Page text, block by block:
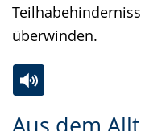
überwinden.